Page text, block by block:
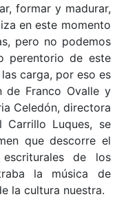
formar y madurar,
en este momento
pero no podemos
perentorio de este
carga, por eso es
de Franco Ovalle y
Celedón, directora
Carrillo Luques, se
que descorre el
de los
la música de
la cultura nuestra.